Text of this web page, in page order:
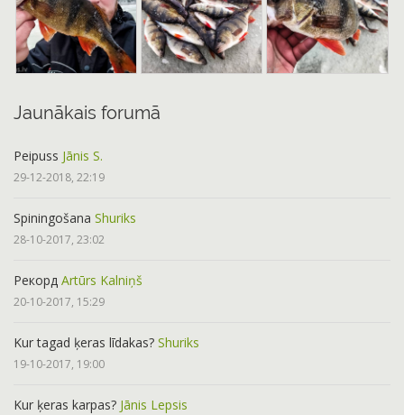
Jaunākais forumā
Peipuss Jānis S.
29-12-2018, 22:19
Spiningošana Shuriks
28-10-2017, 23:02
Рекорд Artūrs Kalniņš
20-10-2017, 15:29
Kur tagad ķeras līdakas? Shuriks
19-10-2017, 19:00
Kur ķeras karpas? Jānis Lepsis